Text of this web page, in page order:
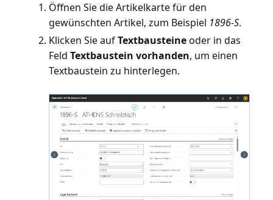
Öffnen Sie die Artikelkarte für den
gewünschten Artikel, zum Beispiel 1896-S.
Klicken Sie aufTextbausteineoder in das
Feld Textbaustein vorhanden, um einen
Textbaustein zu hinterlegen.